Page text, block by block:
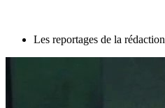
Les reportages de la rédaction